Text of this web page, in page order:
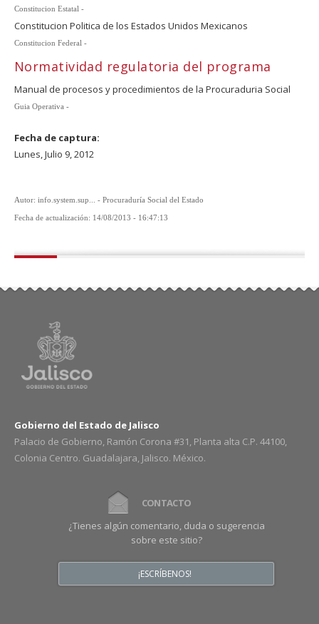
Constitucion Estatal -
Constitucion Politica de los Estados Unidos Mexicanos
Constitucion Federal -
Normatividad regulatoria del programa
Manual de procesos y procedimientos de la Procuraduria Social
Guia Operativa -
Fecha de captura:
Lunes, Julio 9, 2012
Autor: info.system.sup... - Procuraduría Social del Estado
Fecha de actualización: 14/08/2013 - 16:47:13
Gobierno del Estado de Jalisco
Palacio de Gobierno, Ramón Corona #31, Planta alta C.P. 44100,
Colonia Centro. Guadalajara, Jalisco. México.
CONTACTO
¿Tienes algún comentario, duda o sugerencia
sobre este sitio?
¡ESCRÍBENOS!